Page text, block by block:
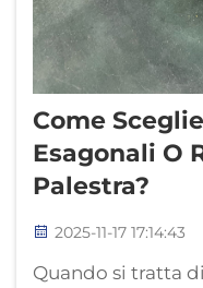
Come
Esagonali O
Palestra?
2025-11-17 17:14:43
Quando si tratta